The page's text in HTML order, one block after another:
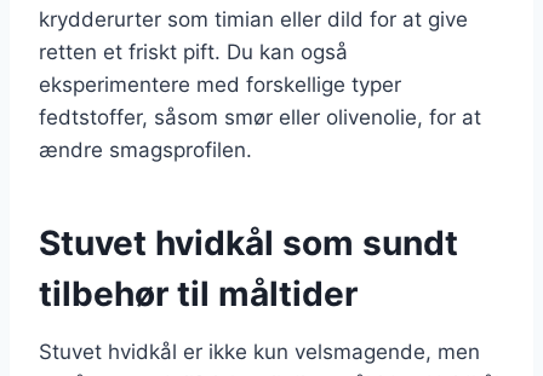
krydderurter som timian eller dild for at give
retten et friskt pift. Du kan også
eksperimentere med forskellige typer
fedtstoffer, såsom smør eller olivenolie, for at
ændre smagsprofilen.
Stuvet hvidkål som sundt
tilbehør til måltider
Stuvet hvidkål er ikke kun velsmagende, men